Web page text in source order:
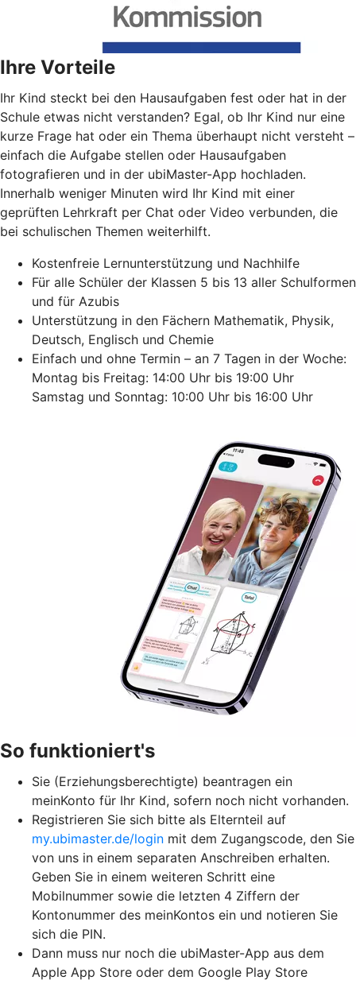
Ihre Vorteile
Ihr Kind steckt bei den Hausaufgaben fest oder hat in der
Schule etwas nicht verstanden? Egal, ob Ihr Kind nur eine
kurze Frage hat oder ein Thema überhaupt nicht versteht –
einfach die Aufgabe stellen oder Hausaufgaben
fotografieren und in der ubiMaster-App hochladen.
Innerhalb weniger Minuten wird Ihr Kind mit einer
geprüften Lehrkraft per Chat oder Video verbunden, die
bei schulischen Themen weiterhilft.
Kostenfreie Lernunterstützung und Nachhilfe
Für alle Schüler der Klassen 5 bis 13 aller Schulformen
und für Azubis
Unterstützung in den Fächern Mathematik, Physik,
Deutsch, Englisch und Chemie
Einfach und ohne Termin – an 7 Tagen in der Woche:
Montag bis Freitag: 14:00 Uhr bis 19:00 Uhr
Samstag und Sonntag: 10:00 Uhr bis 16:00 Uhr
So funktioniert's
Sie (Erziehungsberechtigte) beantragen ein
meinKonto für Ihr Kind, sofern noch nicht vorhanden.
Registrieren Sie sich bitte als Elternteil auf
my.ubimaster.de/login mit dem Zugangscode, den Sie
von uns in einem separaten Anschreiben erhalten.
Geben Sie in einem weiteren Schritt eine
Mobilnummer sowie die letzten 4 Ziffern der
Kontonummer des meinKontos ein und notieren Sie
sich die PIN.
Dann muss nur noch die ubiMaster-App aus dem
Apple App Store oder dem Google Play Store